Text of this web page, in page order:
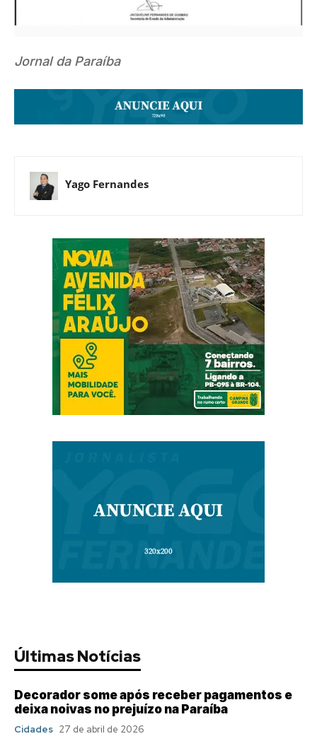
Jornal da Paraíba
Yago Fernandes
Últimas Notícias
Decorador some após receber pagamentos e
deixa noivas no prejuízo na Paraíba
Cidades 27 de abril de 2026